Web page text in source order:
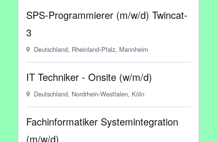
SPS-Programmierer (m/w/d) Twincat-
3
Deutschland, Rheinland-Pfalz, Mannheim
IT Techniker - Onsite (w/m/d)
Deutschland, Nordrhein-Westfalen, Köln
Fachinformatiker Systemintegration
(m/w/d)